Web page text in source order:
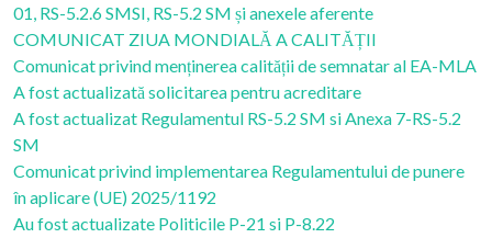
01, RS-5.2.6 SMSI, RS-5.2 SM și anexele aferente
COMUNICAT ZIUA MONDIALĂ A CALITĂȚII
Comunicat privind menținerea calității de semnatar al EA-MLA
A fost actualizată solicitarea pentru acreditare
A fost actualizat Regulamentul RS-5.2 SM si Anexa 7-RS-5.2
SM
Comunicat privind implementarea Regulamentului de punere
în aplicare (UE) 2025/1192
Au fost actualizate Politicile P-21 si P-8.22